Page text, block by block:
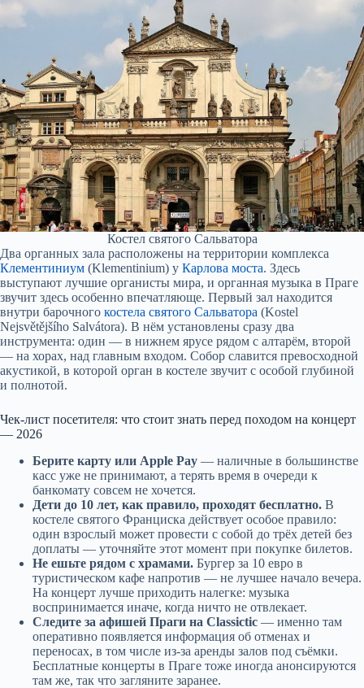
Костел святого Сальватора
Два органных зала расположены на территории комплекса
Клементиниум (Klementinium) у Карлова моста. Здесь
выступают лучшие органисты мира, и органная музыка в Праге
звучит здесь особенно впечатляюще. Первый зал находится
внутри барочного костела святого Сальватора (Kostel
Nejsvětějšího Salvátora). В нём установлены сразу два
инструмента: один — в нижнем ярусе рядом с алтарём, второй
— на хорах, над главным входом. Собор славится превосходной
акустикой, в которой орган в костеле звучит с особой глубиной
и полнотой.
Чек-лист посетителя: что стоит знать перед походом на концерт
— 2026
Берите карту или Apple Pay — наличные в большинстве
касс уже не принимают, а терять время в очереди к
банкомату совсем не хочется.
Дети до 10 лет, как правило, проходят бесплатно. В
костеле святого Франциска действует особое правило:
один взрослый может провести с собой до трёх детей без
доплаты — уточняйте этот момент при покупке билетов.
Не ешьте рядом с храмами. Бургер за 10 евро в
туристическом кафе напротив — не лучшее начало вечера.
На концерт лучше приходить налегке: музыка
воспринимается иначе, когда ничто не отвлекает.
Следите за афишей Праги на Classictic — именно там
оперативно появляется информация об отменах и
переносах, в том числе из-за аренды залов под съёмки.
Бесплатные концерты в Праге тоже иногда анонсируются
там же, так что загляните заранее.